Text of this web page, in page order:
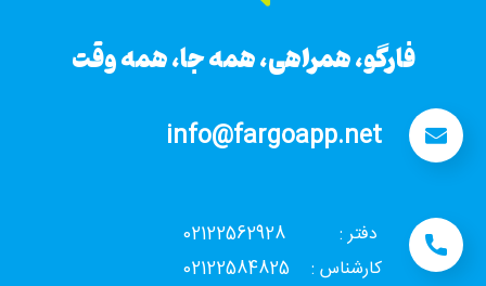
فارگو، همراهی، همه جا، همه وقت
info@fargoapp.net
دفتر : 02122562928
کارشناس : 02122584825